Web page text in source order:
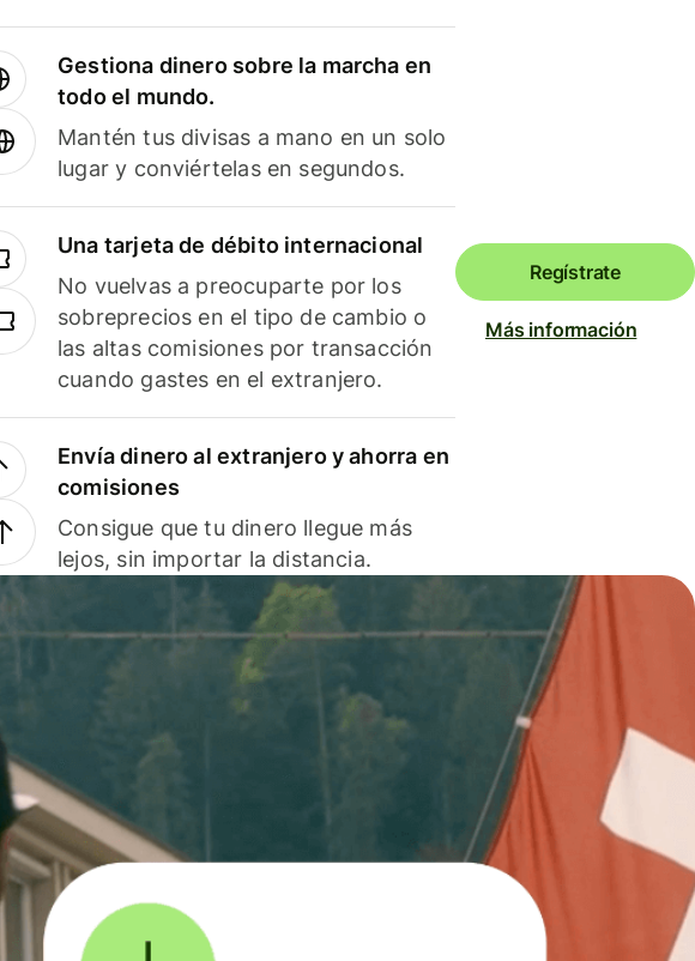
Gestiona dinero sobre la marcha en
todo el mundo.
Mantén tus divisas a mano en un solo
lugar y conviértelas en segundos.
Una tarjeta de débito internacional
No vuelvas a preocuparte por los
sobreprecios en el tipo de cambio o
las altas comisiones por transacción
cuando gastes en el extranjero.
Envía dinero al extranjero y ahorra en
comisiones
Consigue que tu dinero llegue más
lejos, sin importar la distancia.
Regístrate
Más información